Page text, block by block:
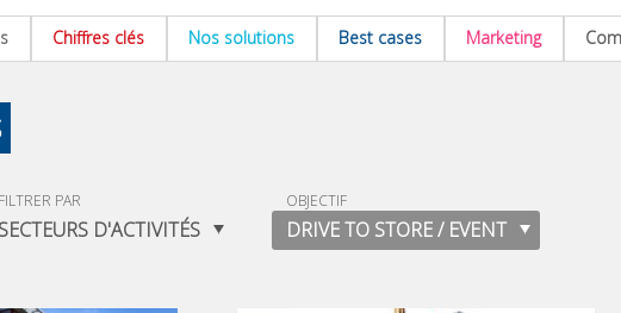
Chiffres clés Nos solutions Best cases Marketing
FILTRER PAR
SECTEURS D'ACTIVITÉS
OBJECTIF
DRIVE TO STORE / EVENT